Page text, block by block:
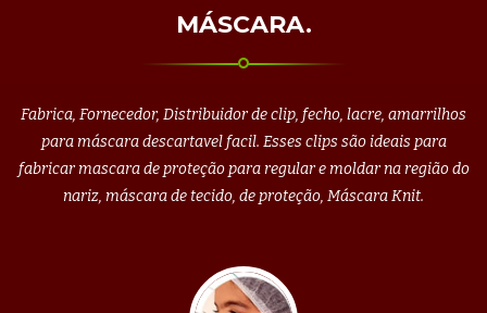
MÁSCARA.
Fabrica, Fornecedor, Distribuidor de clip, fecho, lacre, amarrilhos
para máscara descartavel facil. Esses clips são ideais para
fabricar mascara de proteção para regular e moldar na região do
nariz, máscara de tecido, de proteção, Máscara Knit.